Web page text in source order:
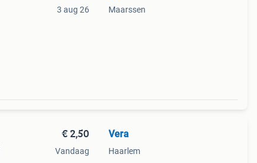
3 aug 26 Maarssen
€ 2,50
Vandaag
Vera
Haarlem